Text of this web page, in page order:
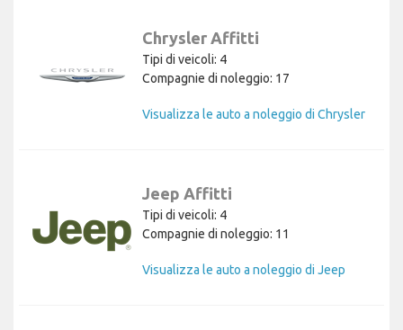
Chrysler Affitti
Tipi di veicoli: 4
Compagnie di noleggio: 17
Visualizza le auto a noleggio di Chrysler
Jeep Affitti
Tipi di veicoli: 4
Compagnie di noleggio: 11
Visualizza le auto a noleggio di Jeep